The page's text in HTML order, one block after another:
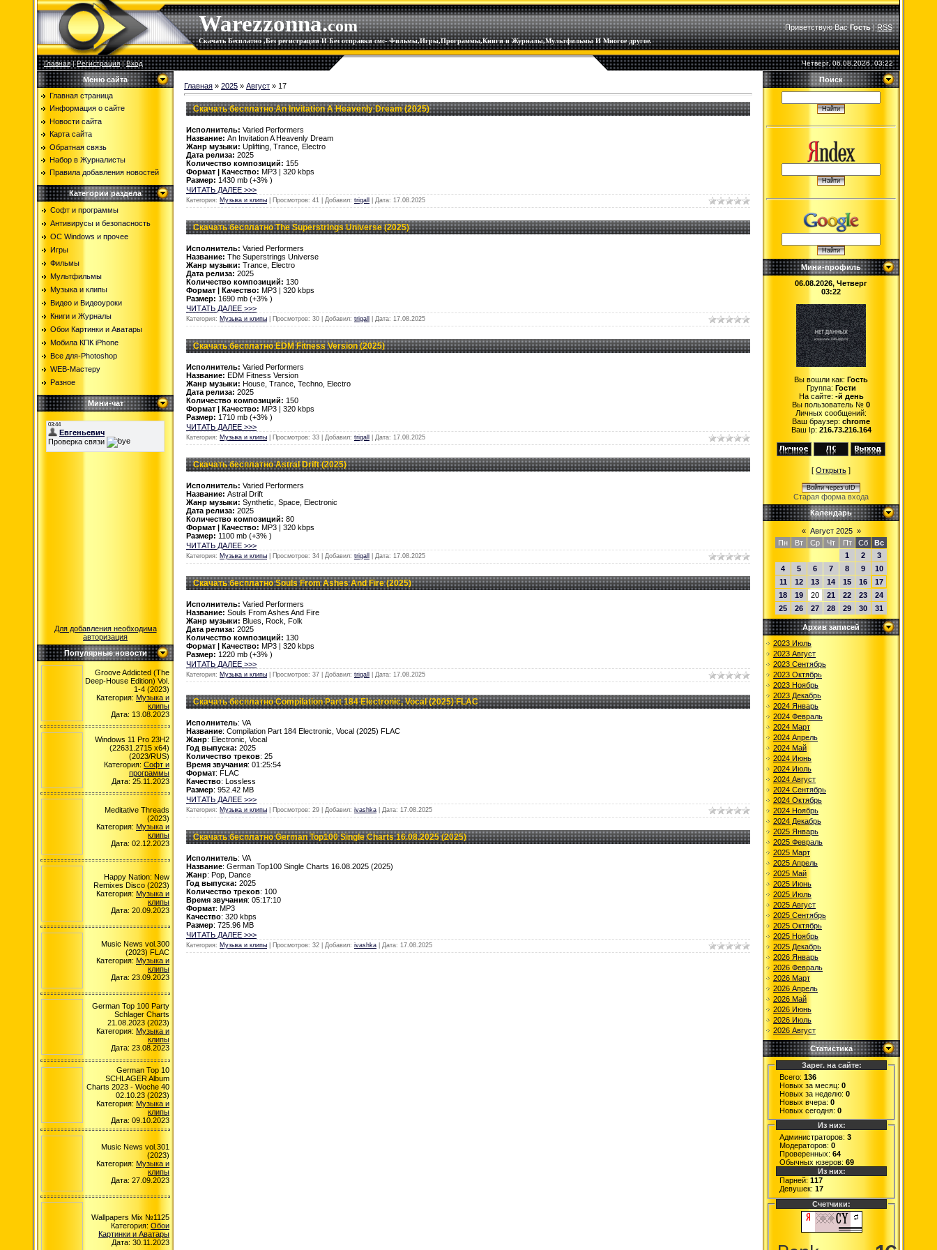
Warezzonna.com
Скачать Бесплатно ,Без регистрации И Без отправки смс- Фильмы,Игры,Программы,Книги и Журналы,Мультфильмы И Многое другое.
Приветствую Вас Гость|RSS
Главная|Регистрация|Вход Четверг, 06.08.2026, 03:22
Меню сайта
Главная страница
Информация о сайте
Новости сайта
Карта сайта
Обратная связь
Набор в Журналисты
Правила добавления новостей
Категории раздела
Софт и программы
Антивирусы и безопасность
OC Windows и прочее
Игры
Фильмы
Мультфильмы
Музыка и клипы
Видео и Видеоуроки
Книги и Журналы
Обои Картинки и Аватары
Мобила КПК iPhone
Все для-Photoshop
WEB-Мастеру
Разное
Мини-чат
Для добавления необходима
авторизация
Популярные новости
Groove Addicted (The
Deep-House Edition) Vol.
1-4 (2023)
Категория: Музыка и
клипы
Дата: 13.08.2023
Windows 11 Pro 23H2
(22631.2715 x64)
(2023/RUS)
Категория: Софт и
программы
Дата: 25.11.2023
Meditative Threads
(2023)
Категория: Музыка и
клипы
Дата: 02.12.2023
Happy Nation: New
Remixes Disco (2023)
Категория: Музыка и
клипы
Дата: 20.09.2023
Music News vol.300
(2023) FLAC
Категория: Музыка и
клипы
Дата: 23.09.2023
German Top 100 Party
Schlager Charts
21.08.2023 (2023)
Категория: Музыка и
клипы
Дата: 23.08.2023
German Top 10
SCHLAGER Album
Charts 2023 - Woche 40
02.10.23 (2023)
Категория: Музыка и
клипы
Дата: 09.10.2023
Music News vol.301
(2023)
Категория: Музыка и
клипы
Дата: 27.09.2023
Wallpapers Mix №1125
Категория: Обои
Картинки и Аватары
Дата: 30.11.2023
Главная » 2025 » Август » 17
Скачать бесплатно An Invitation A Heavenly Dream (2025)
Исполнитель: Varied Performers
Название: An Invitation A Heavenly Dream
Жанр музыки: Uplifting, Trance, Electro
Дата релиза: 2025
Количество композиций: 155
Формат | Качество: MP3 | 320 kbps
Размер: 1430 mb (+3% )
ЧИТАТЬ ДАЛЕЕ >>>
Категория: Музыка и клипы | Просмотров: 41 | Добавил: trigall | Дата: 17.08.2025
Скачать бесплатно The Superstrings Universe (2025)
Исполнитель: Varied Performers
Название: The Superstrings Universe
Жанр музыки: Trance, Electro
Дата релиза: 2025
Количество композиций: 130
Формат | Качество: MP3 | 320 kbps
Размер: 1690 mb (+3% )
ЧИТАТЬ ДАЛЕЕ >>>
Категория: Музыка и клипы | Просмотров: 30 | Добавил: trigall | Дата: 17.08.2025
Скачать бесплатно EDM Fitness Version (2025)
Исполнитель: Varied Performers
Название: EDM Fitness Version
Жанр музыки: House, Trance, Techno, Electro
Дата релиза: 2025
Количество композиций: 150
Формат | Качество: MP3 | 320 kbps
Размер: 1710 mb (+3% )
ЧИТАТЬ ДАЛЕЕ >>>
Категория: Музыка и клипы | Просмотров: 33 | Добавил: trigall | Дата: 17.08.2025
Скачать бесплатно Astral Drift (2025)
Исполнитель: Varied Performers
Название: Astral Drift
Жанр музыки: Synthetic, Space, Electronic
Дата релиза: 2025
Количество композиций: 80
Формат | Качество: MP3 | 320 kbps
Размер: 1100 mb (+3% )
ЧИТАТЬ ДАЛЕЕ >>>
Категория: Музыка и клипы | Просмотров: 34 | Добавил: trigall | Дата: 17.08.2025
Скачать бесплатно Souls From Ashes And Fire (2025)
Исполнитель: Varied Performers
Название: Souls From Ashes And Fire
Жанр музыки: Blues, Rock, Folk
Дата релиза: 2025
Количество композиций: 130
Формат | Качество: MP3 | 320 kbps
Размер: 1220 mb (+3% )
ЧИТАТЬ ДАЛЕЕ >>>
Категория: Музыка и клипы | Просмотров: 37 | Добавил: trigall | Дата: 17.08.2025
Скачать бесплатно Compilation Part 184 Electronic, Vocal (2025) FLAC
Исполнитель: VA
Название: Compilation Part 184 Electronic, Vocal (2025) FLAC
Жанр: Electronic, Vocal
Год выпуска: 2025
Количество треков: 25
Время звучания: 01:25:54
Формат: FLAC
Качество: Lossless
Размер: 952.42 MB
ЧИТАТЬ ДАЛЕЕ >>>
Категория: Музыка и клипы | Просмотров: 29 | Добавил: ivashka | Дата: 17.08.2025
Скачать бесплатно German Top100 Single Charts 16.08.2025 (2025)
Исполнитель: VA
Название: German Top100 Single Charts 16.08.2025 (2025)
Жанр: Pop, Dance
Год выпуска: 2025
Количество треков: 100
Время звучания: 05:17:10
Формат: MP3
Качество: 320 kbps
Размер: 725.96 MB
ЧИТАТЬ ДАЛЕЕ >>>
Категория: Музыка и клипы | Просмотров: 32 | Добавил: ivashka | Дата: 17.08.2025
Поиск
Мини-профиль
06.08.2026, Четверг
03:22
Вы вошли как: Гость
Группа: Гости
На сайте: -й день
Вы пользователь № 0
Личных сообщений:
Ваш браузер: chrome
Ваш Ip: 216.73.216.164
[ Открыть ]
Войти через uID
Старая форма входа
Календарь
« Август 2025 »
Пн
Вт Ср Чт Пт Сб
Вс
1
2
3
4
5 6 7 8 9
10
11
12 13 14 15 16
17
18
19 20 21 22 23
24
25
26 27 28 29 30 31
Архив записей
2023 Июль
2023 Август
2023 Сентябрь
2023 Октябрь
2023 Ноябрь
2023 Декабрь
2024 Январь
2024 Февраль
2024 Март
2024 Апрель
2024 Май
2024 Июнь
2024 Июль
2024 Август
2024 Сентябрь
2024 Октябрь
2024 Ноябрь
2024 Декабрь
2025 Январь
2025 Февраль
2025 Март
2025 Апрель
2025 Май
2025 Июнь
2025 Июль
2025 Август
2025 Сентябрь
2025 Октябрь
2025 Ноябрь
2025 Декабрь
2026 Январь
2026 Февраль
2026 Март
2026 Апрель
2026 Май
2026 Июнь
2026 Июль
2026 Август
Статистика
Зарег. на сайте:
Всего: 136
Новых за месяц: 0
Новых за неделю: 0
Новых вчера: 0
Новых сегодня: 0
Из них:
Администраторов: 3
Модераторов: 0
Проверенных: 64
Обычных юзеров: 69
Из них:
Парней: 117
Девушек: 17
Счетчики: